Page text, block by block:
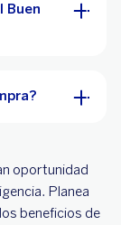
Buen
oportunidad
Planea
beneficios de